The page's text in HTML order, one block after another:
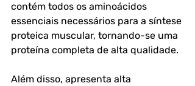
contém todos os aminoácidos
essenciais necessários para a síntese
proteica muscular, tornando-se uma
proteína completa de alta qualidade.
Além disso, apresenta alta